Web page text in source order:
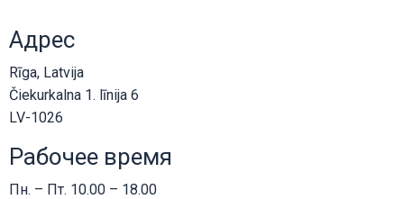
Адрес
Rīga, Latvija
Čiekurkalna 1. līnija 6
LV-1026
Рабочее время
Пн. – Пт. 10.00 – 18.00